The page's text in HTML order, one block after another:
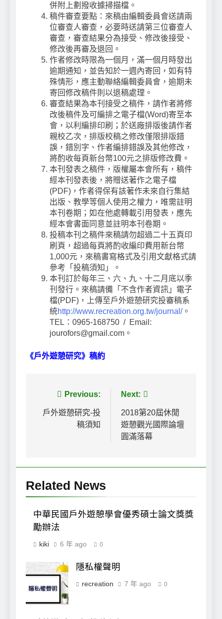
併附上劃撥收據掃描檔。
稿件審查要點：來稿由編輯委員會送請兩
位審查人審查，必要時送請第三位審查人
審查，審查結果分為接受、修改後接受、
修改後再審及退回。
作者修改時限為一個月，滿一個月時發出
逾期通知，並告知於一週內寄回，如有特
殊情形，應主動聯絡編輯委員會，逾期未
寄回修改稿件則以退稿處理。
審查結果為本刊接受之稿件，請作者將修
改後稿件及可編排之電子檔(Word)寄至本
會，以利編排印刷；於送廠排版後請作者
親校乙次，排版校稿之修改僅限排版錯
誤，錯別字、作者編排錯誤及其他修改，
將酌收每頁新台幣100元之排版修改費。
本刊發表之稿件，版權屬本會所有，稿件
經本刊發表後，將贈送著作之電子檔
(PDF)，作者得保有該著作未來自行集結
出版、教學等個人使用之權力，唯需註明
本刊卷期；如在他處轉載引用發表，應先
經本會書面同意並註明本刊卷期。
投稿本刊之稿件來稿請勿超過二十五頁印
刷頁，超過每頁將酌收編印費用新台幣
1,000元，來稿書寫格式及引用文獻格式請
參考「投稿須知」。
本刊訂於每年三、六、九、十二月底以季
刊發行。來稿請備「不含作者資訊」電子
檔(PDF)，上傳至戶外遊憩研究投審稿系
統http://www.recreation.org.tw/journal/。
TEL：0965-168750 / Email:
jourofors@gmail.com。
《戶外遊憩研究》稿約
章
Previous:
戶外遊憩研究-投
稿須知
Next:
2018第20屆休閒
遊憩觀光國際論壇
圓滿落幕
Related News
中華民國戶外遊憩學會優秀碩士論文獎獎
勵辦法
kiki 6 年 ago 0
隱私權聲明 隱私權聲明
recreation 7 年 ago 0